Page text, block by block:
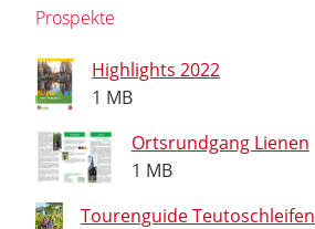
Prospekte
Highlights 2022
1 MB
Ortsrundgang Lienen
1 MB
Tourenguide Teutoschleifen